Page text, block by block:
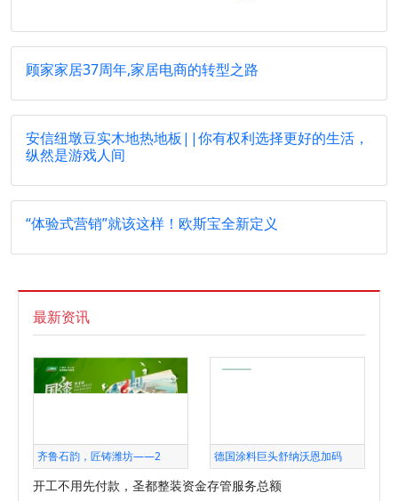
顾家家居37周年,家居电商的转型之路
安信纽墩豆实木地热地板||你有权利选择更好的生活，
纵然是游戏人间
“体验式营销”就该这样！欧斯宝全新定义
最新资讯
齐鲁石韵，匠铸潍坊——2 德国涂料巨头舒纳沃恩加码
开工不用先付款，圣都整装资金存管服务总额